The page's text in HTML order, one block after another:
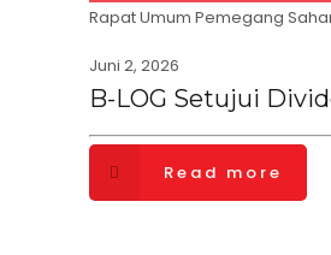
Rapat Umum Pemegang
Juni 2, 2026
B-LOG Setujui
Read more